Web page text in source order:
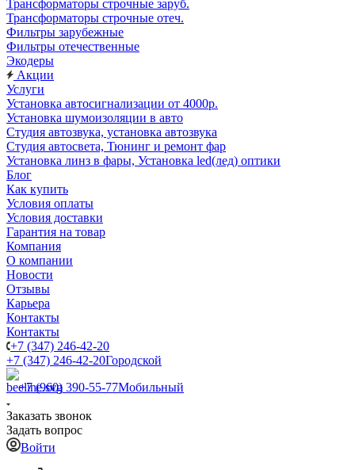
Трансформаторы строчные заруб.
Трансформаторы строчные отеч.
Фильтры зарубежные
Фильтры отечественные
Экодеры
Акции
Услуги
Установка автосигнализации от 4000р.
Установка шумоизоляции в авто
Студия автозвука, установка автозвука
Студия автосвета, Тюнинг и ремонт фар
Установка линз в фары, Установка led(лед) оптики
Блог
Как купить
Условия оплаты
Условия доставки
Гарантия на товар
Компания
О компании
Новости
Отзывы
Карьера
Контакты
Контакты
+7 (347) 246-42-20
+7 (347) 246-42-20Городской
+7 (960) 390-55-77Мобильный
Заказать звонок
Задать вопрос
Войти